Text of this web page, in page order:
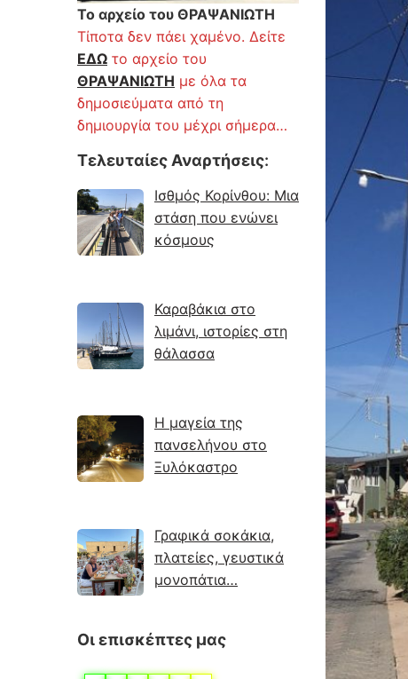
Το αρχείο του ΘΡΑΨΑΝΙΩΤΗ
Τίποτα δεν πάει χαμένο. Δείτε
ΕΔΩ το αρχείο του
ΘΡΑΨΑΝΙΩΤΗ με όλα τα
δημοσιεύματα από τη
δημιουργία του μέχρι σήμερα…
Τελευταίες Αναρτήσεις:
Ισθμός Κορίνθου: Μια
στάση που ενώνει
κόσμους
Καραβάκια στο
λιμάνι, ιστορίες στη
θάλασσα
Η μαγεία της
πανσελήνου στο
Ξυλόκαστρο
Γραφικά σοκάκια,
πλατείες, γευστικά
μονοπάτια…
Οι επισκέπτες μας